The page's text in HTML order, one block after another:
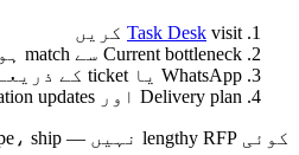
Task Desk visit کریں
Current bottleneck سے match ہونے والا task pick کریں
WhatsApp یا ticket کے ذریعے context share کریں
Delivery plan اور implementation updates حاصل کریں
کوئی lengthy RFP نہیں — pick، scope، ship。